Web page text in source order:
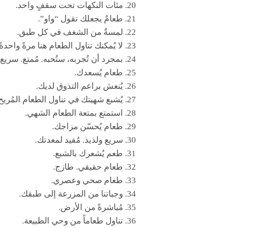
مئات النكهات تحت سقفٍ واحد.
طعامٌ يجعلك تقول “واو”.
لمسةٌ من الشغف في كل طبق.
لا يُمكنك تناول الطعام هنا مرةً
بمجرد أن تُجربه، ستُحبه. مُمتع.
طعام يُسعدك.
يُنعش براعم التذوق لديك.
يُشبع شهيتك في تناول الطعام
استمتع بمتعة الطعام الشهي.
طعام يُحسّن مزاجك.
سريع ولذيذ. مُفيد لمعدتك.
طعم يُشعرك بالشبع.
طعام حقيقي. طازج.
طعام صحي وعصري.
وجباتنا من المزرعة إلى طبقك.
مُباشرةً من الأرض.
تناول طعاماً من وحي الطبيعة.